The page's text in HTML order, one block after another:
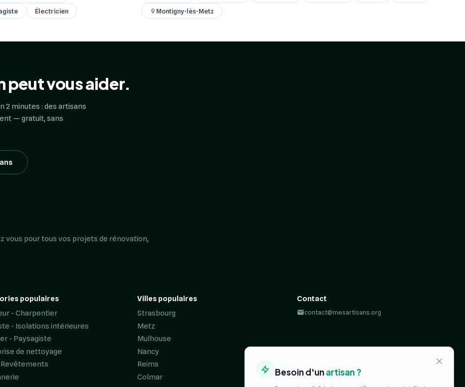
Électricien
Montigny-lès-Metz
peut vous aider.
2 minutes : des artisans
— gratuit, sans
Besoin d'unartisan ?
vous pour tous vos projets de rénovation,
populaires
- Charpentier
- Isolations intérieures
- Paysagiste
de nettoyage
Revêtements
Villes populaires
Strasbourg
Metz
Mulhouse
Nancy
Reims
Colmar
Contact
contact@mesartisans.org